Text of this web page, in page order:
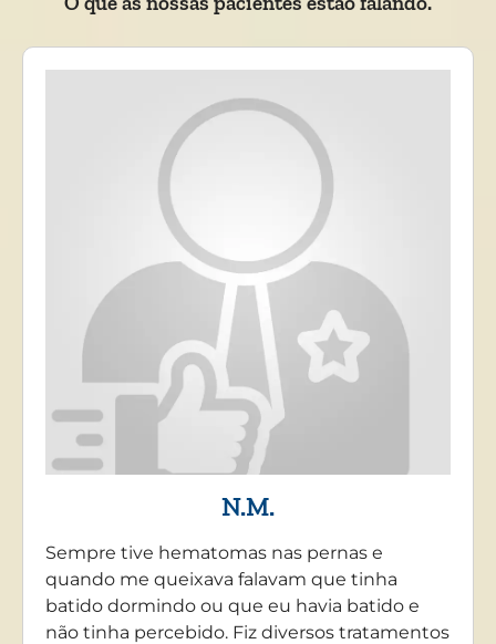
N.M.
Sempre tive hematomas nas pernas e
quando me queixava falavam que tinha
batido dormindo ou que eu havia batido e
não tinha percebido. Fiz diversos tratamentos